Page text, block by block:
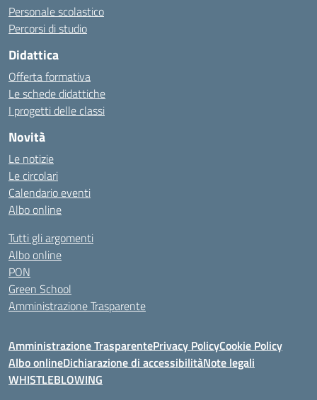
Personale scolastico
Percorsi di studio
Didattica
Offerta formativa
Le schede didattiche
I progetti delle classi
Novità
Le notizie
Le circolari
Calendario eventi
Albo online
Tutti gli argomenti
Albo online
PON
Green School
Amministrazione Trasparente
Amministrazione TrasparentePrivacy PolicyCookie Policy
Albo onlineDichiarazione di accessibilitàNote legali
WHISTLEBLOWING